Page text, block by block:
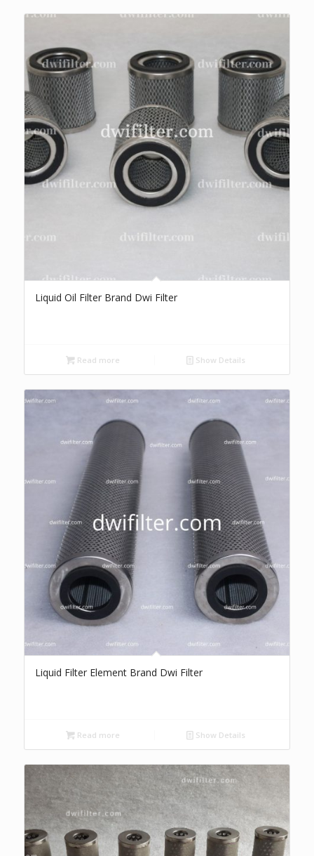
Liquid Oil Filter Brand Dwi Filter
Read more Show Details
Liquid Filter Element Brand Dwi Filter
Read more Show Details